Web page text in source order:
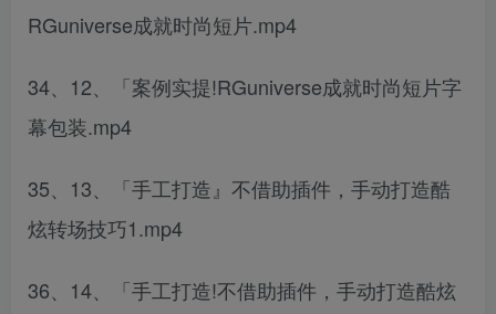
RGuniverse成就时尚短片.mp4
34、12、「案例实提!RGuniverse成就时尚短片字
幕包装.mp4
35、13、「手工打造』不借助插件，手动打造酷
炫转场技巧1.mp4
36、14、「手工打造!不借助插件，手动打造酷炫